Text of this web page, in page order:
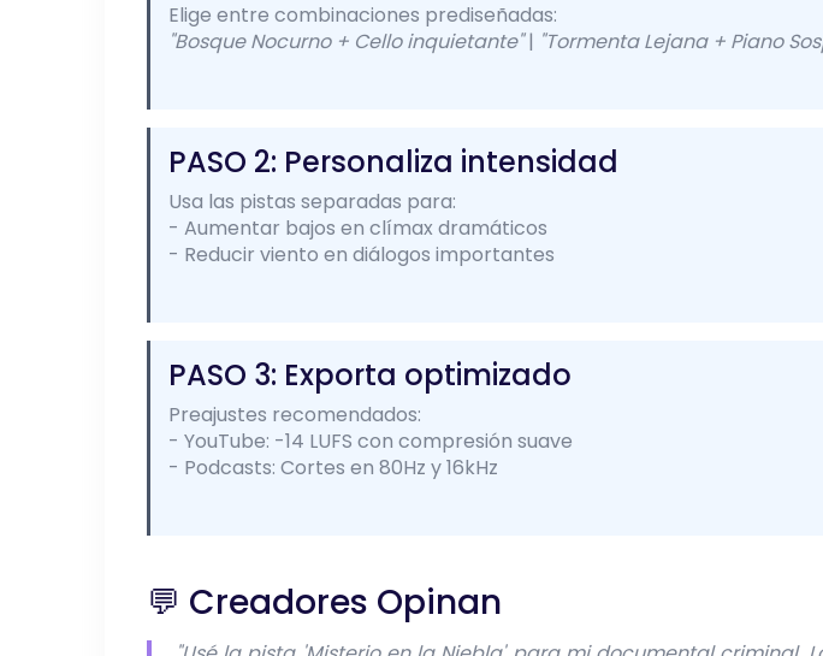
Elige entre combinaciones prediseñadas:
"Bosque Nocurno + Cello inquietante"| "Tormenta Lejana + Piano
PASO 2: Personaliza intensidad
Usa las pistas separadas para:
- Aumentar bajos en clímax dramáticos
- Reducir viento en diálogos importantes
PASO 3: Exporta optimizado
Preajustes recomendados:
- YouTube: -14 LUFS con compresión suave
- Podcasts: Cortes en 80Hz y 16kHz
💬 Creadores Opinan